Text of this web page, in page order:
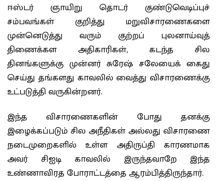
ஈஸ்டர் ஞாயிறு தொடர் குண்டுவெடிப்புச்
சம்பவங்கள் குறித்து மறுவிசாரணைகளை
முன்னெடுத்து வரும் குற்றப் புலனாய்வுத்
திணைக்கள அதிகாரிகள், கடந்த சில
தினங்களுக்கு முன்னர் சுரேஷ் சலேயைக் கைது
செய்து தங்களது காவலில் வைத்து விசாரணைக்கு
உட்படுத்தி வருகின்றனர்.
இந்த விசாரணைகளின் போது தனக்கு
இழைக்கப்படும் சில அநீதிகள் அல்லது விசாரணை
நடைமுறைகளில் உள்ள அதிருப்தி காரணமாக
அவர் சிஐடி காவலில் இருந்தவாறே இந்த
உண்ணாவிரத போராட்டத்தை ஆரம்பித்திருந்தார்.